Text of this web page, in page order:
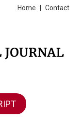
Contact
Home